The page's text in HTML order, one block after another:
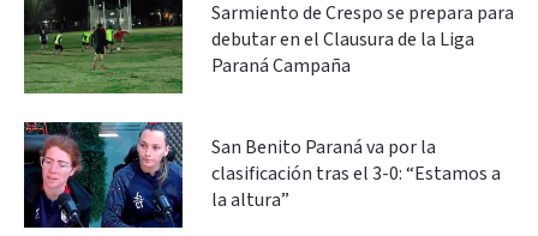
Sarmiento de Crespo se prepara para
debutar en el Clausura de la Liga
Paraná Campaña
San Benito Paraná va por la
clasificación tras el 3-0: “Estamos a
la altura”